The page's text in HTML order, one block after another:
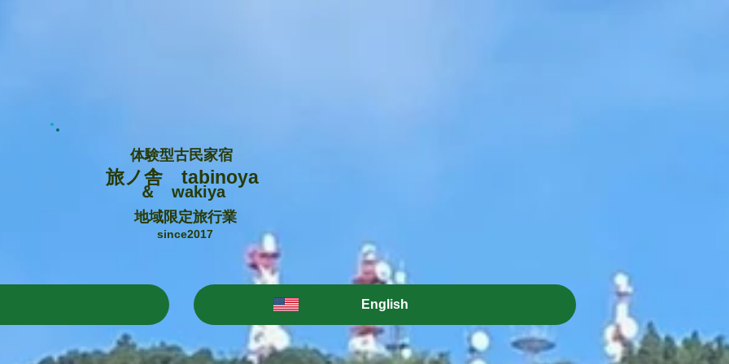
体験型古民家宿
旅ノ舎 tabinoya
＆ wakiya
地域限定旅行業
since2017
English